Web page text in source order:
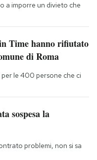
a imporre un divieto che
Time hanno rifiutato
di Roma
le 400 persone che ci
sospesa la
problemi, non si sa